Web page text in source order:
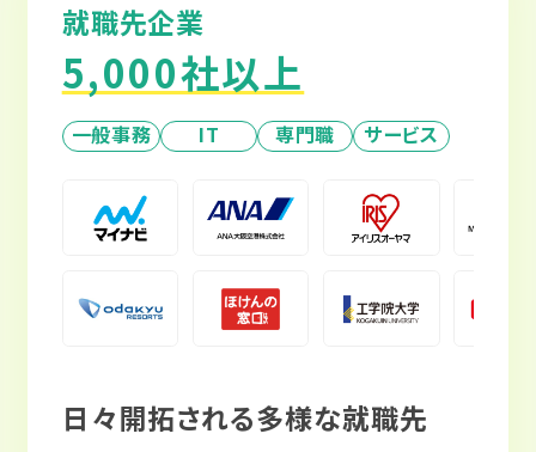
就職先企業
5,000社以上
一般事務 IT 専門職 サービス
日々開拓される多様な就職先